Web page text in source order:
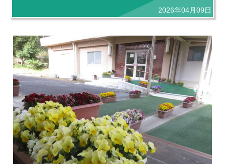
2026年04月09日